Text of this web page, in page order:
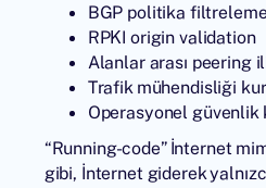
BGP politika filtreleme
RPKI origin validation
Alanlar arası peering
Trafik mühendisliği
Operasyonel
“Running-code” İnternet
gibi, İnternet giderek